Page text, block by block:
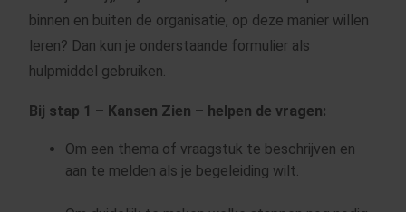
binnen en buiten de organisatie, op deze manier willen
leren? Dan kun je onderstaande formulier als
hulpmiddel gebruiken.
Bij stap 1 – Kansen Zien – helpen de vragen:
Om een thema of vraagstuk te beschrijven en
aan te melden als je begeleiding wilt.